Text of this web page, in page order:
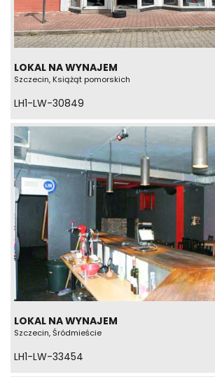
LOKAL NA WYNAJEM
Szczecin, Książąt pomorskich
LH1-LW-30849
LOKAL NA WYNAJEM
Szczecin, Śródmieście
LH1-LW-33454